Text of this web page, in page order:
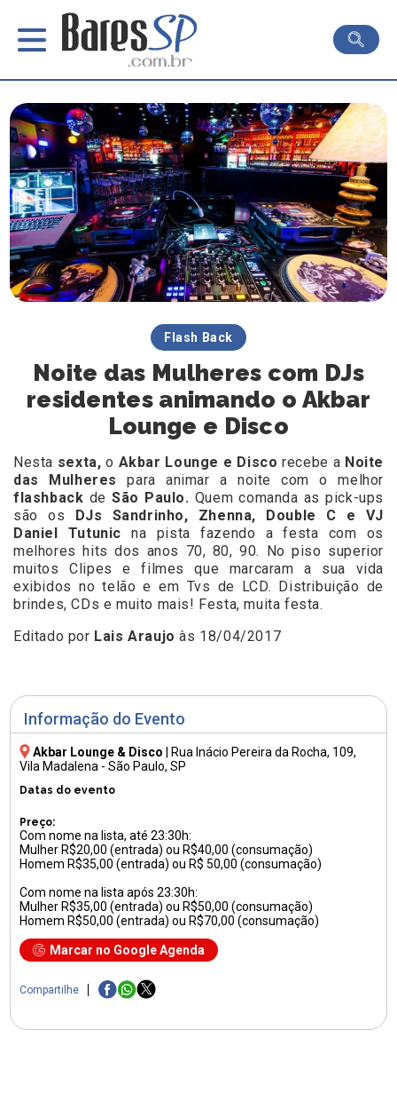
Informação do Evento
Akbar Lounge & Disco Rua Inácio Pereira da Rocha, 109,
Vila Madalena - São Paulo, SP
Datas do evento
Preço:
Com nome na lista, até 23:30h:
Mulher R$20,00 (entrada) ou R$40,00 (consumação)
Homem R$35,00 (entrada) ou R$ 50,00 (consumação)
Com nome na lista após 23:30h:
Mulher R$35,00 (entrada) ou R$50,00 (consumação)
Homem R$50,00 (entrada) ou R$70,00 (consumação)
Marcar no Google Agenda
Compartilhe
Flash Back
Noite das Mulheres com DJs
residentes animando o Akbar
Lounge e Disco
Nesta sexta,o Akbar Lounge e Discorecebe a Noite
das Mulheres
para animar a noite com o melhor
flashback de São Paulo. Quem comanda as pick-ups
são os
DJs Sandrinho, Zhenna, Double C e VJ
Daniel Tutunicna pista fazendo a festa com os
melhores hits dos anos 70, 80, 90. No piso superior
muitos Clipes e filmes que marcaram a sua vida
exibidos no telão e em Tvs de LCD. Distribuição de
brindes, CDs e muito mais! Festa, muita festa.
Editado por Lais Araujo às 18/04/2017